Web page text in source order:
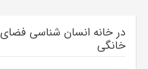
در خانه انسان شناسی فضای
خانگی